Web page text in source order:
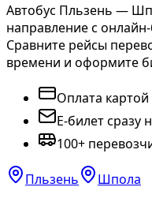
Автобус Пльзень —
направление с
Сравните рейсы
времени и оформите
Оплата
E-билет сразу
100+
Пльзень Шпола